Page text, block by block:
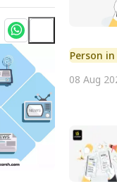
Person
08 Aug